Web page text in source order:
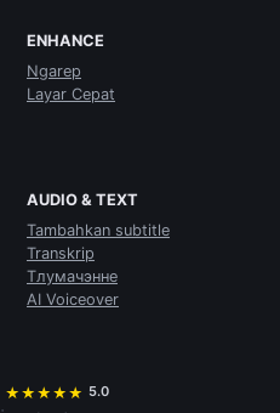
ENHANCE
Ngarep
Layar Cepat
AUDIO & TEXT
Tambahkan subtitle
Transkrip
Тлумачэнне
AI Voiceover
★ ★ ★ ★ ★ 5.0